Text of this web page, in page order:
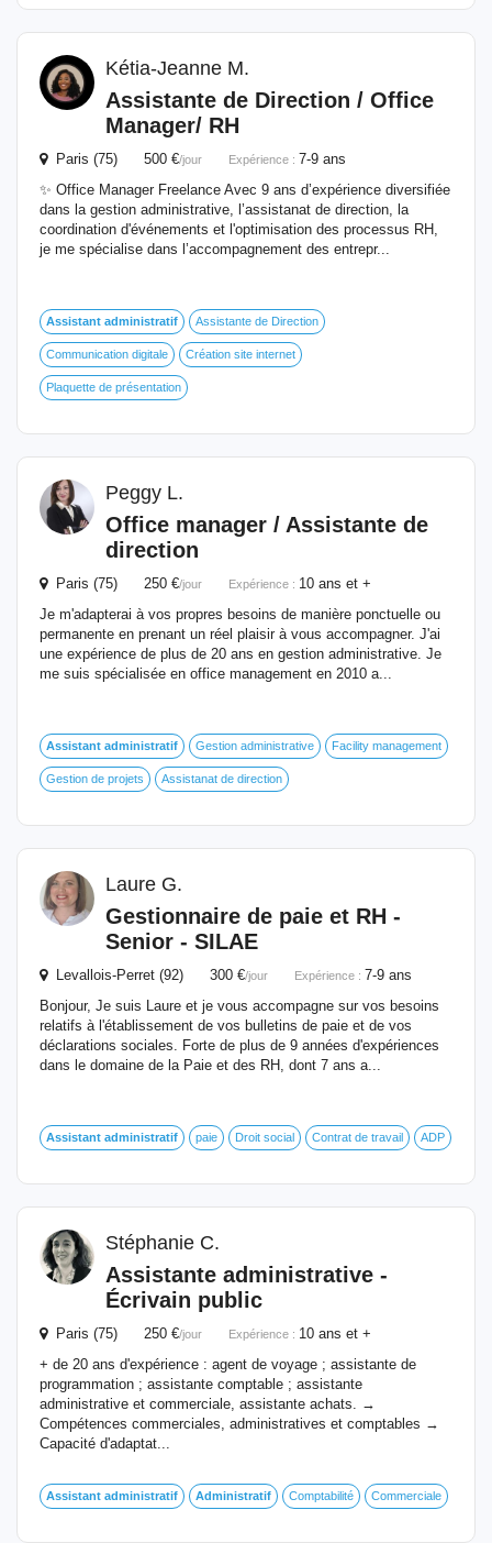
Kétia-Jeanne M.
Assistante de Direction / Office
Manager/ RH
Paris (75) 500 €/jour Expérience : 7-9 ans
✨ Office Manager Freelance Avec 9 ans d’expérience diversifiée
dans la gestion administrative, l’assistanat de direction, la
coordination d'événements et l'optimisation des processus RH,
je me spécialise dans l’accompagnement des entrepr...
Assistant administratif Assistante de Direction
Communication digitale Création site internet
Plaquette de présentation
Peggy L.
Office manager / Assistante de
direction
Paris (75) 250 €/jour Expérience : 10 ans et +
Je m'adapterai à vos propres besoins de manière ponctuelle ou
permanente en prenant un réel plaisir à vous accompagner. J'ai
une expérience de plus de 20 ans en gestion administrative. Je
me suis spécialisée en office management en 2010 a...
Assistant administratif Gestion administrative Facility management
Gestion de projets Assistanat de direction
Laure G.
Gestionnaire de paie et RH -
Senior - SILAE
Levallois-Perret (92) 300 €/jour Expérience : 7-9 ans
Bonjour, Je suis Laure et je vous accompagne sur vos besoins
relatifs à l'établissement de vos bulletins de paie et de vos
déclarations sociales. Forte de plus de 9 années d'expériences
dans le domaine de la Paie et des RH, dont 7 ans a...
Assistant administratif paie Droit social Contrat de travail ADP
Stéphanie C.
Assistante administrative -
Écrivain public
Paris (75) 250 €/jour Expérience : 10 ans et +
+ de 20 ans d'expérience : agent de voyage ; assistante de
programmation ; assistante comptable ; assistante
administrative et commerciale, assistante achats. →
Compétences commerciales, administratives et comptables →
Capacité d'adaptat...
Assistant administratif Administratif Comptabilité Commerciale